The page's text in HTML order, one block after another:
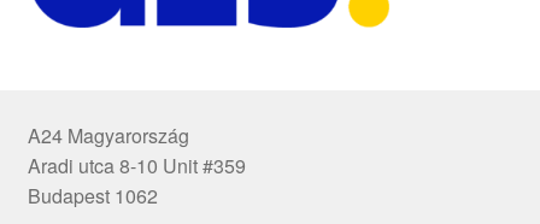
A24 Magyarország
Aradi utca 8-10 Unit #359
Budapest 1062